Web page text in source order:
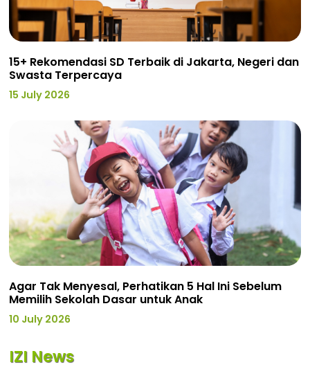
15+ Rekomendasi SD Terbaik di Jakarta, Negeri dan
Swasta Terpercaya
15 July 2026
Agar Tak Menyesal, Perhatikan 5 Hal Ini Sebelum
Memilih Sekolah Dasar untuk Anak
10 July 2026
IZI News